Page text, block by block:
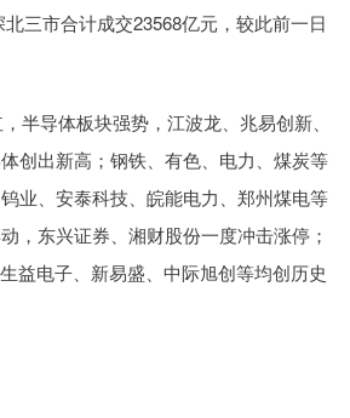
三市合计成交23568亿元，较此前一日
导体板块强势，江波龙、兆易创新、
创出新高；钢铁、有色、电力、煤炭等
业、安泰科技、皖能电力、郑州煤电等
，东兴证券、湘财股份一度冲击涨停；
益电子、新易盛、中际旭创等均创历史